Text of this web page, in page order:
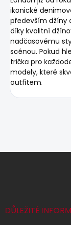
ikonické
především džíny
díky kvalitní
nadčasovému
scénou. Pokud
trička pro
modely, které
outfitem.
Z
DŮLEŽITÉ